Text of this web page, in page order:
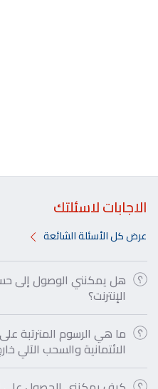
الاجابات لاسئلتك
عرض كل الأسئلة الشائعة
هل يمكنني الوصول إلى
الإنترنت؟
ما هي الرسوم المترتبة
الائتمانية والسحب الآلي